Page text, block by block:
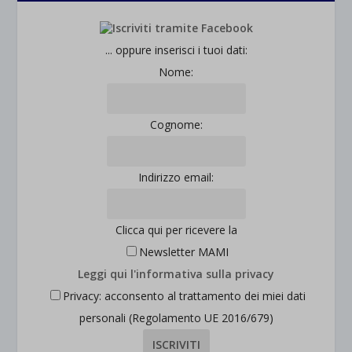
... oppure inserisci i tuoi dati:
Nome:
Cognome:
Indirizzo email:
Clicca qui per ricevere la
Newsletter MAMI
Leggi qui l'informativa sulla privacy
Privacy: acconsento al trattamento dei miei dati
personali (Regolamento UE 2016/679)